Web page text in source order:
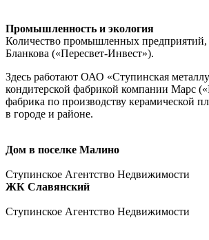
Промышленность и экология
Количество промышленных предприятий,
Бланкова («Пересвет-Инвест»).
Здесь работают ОАО «Ступинская
кондитерской фабрикой компании Марс
фабрика по производству керамической
в городе и районе.
Дом в поселке Малино
Ступинское Агентство Недвижимости
ЖК Славянский
Ступинское Агентство Недвижимости